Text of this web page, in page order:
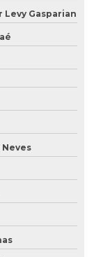
Levy Gasparian